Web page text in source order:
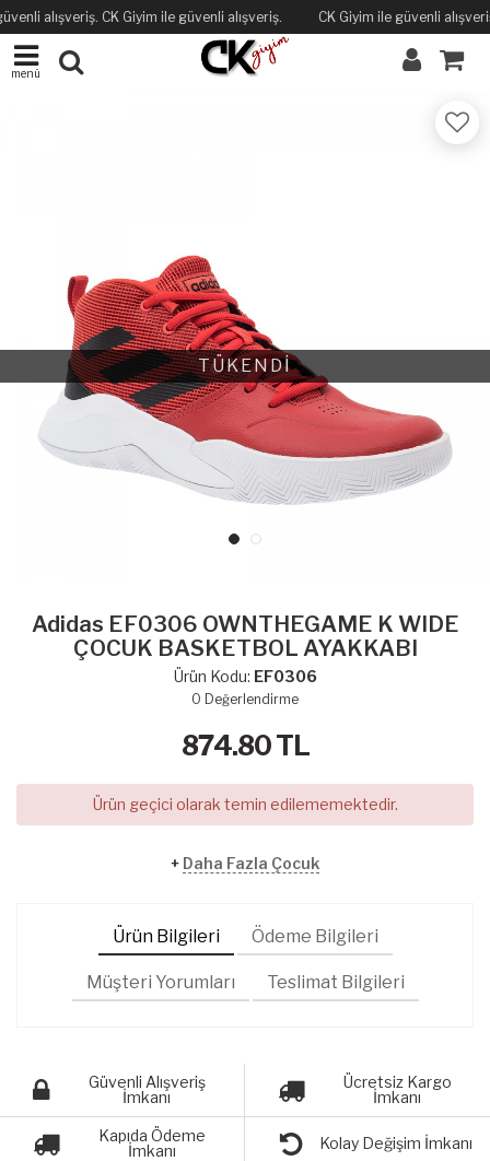
alışveriş. CK Giyim ile güvenli alışveriş. CK Giyim ile güvenli
menü
TÜKENDİ
Adidas EF0306 OWNTHEGAME K WIDE
ÇOCUK BASKETBOL AYAKKABI
Ürün Kodu: EF0306
0 Değerlendirme
874.80TL
Ürün geçici olarak temin edilememektedir.
+ Daha Fazla Çocuk
Ürün Bilgileri Ödeme Bilgileri
Müşteri Yorumları Teslimat Bilgileri
Güvenli Alışveriş
İmkanı
Ücretsiz Kargo
İmkanı
Kapıda Ödeme
İmkanı
Kolay Değişim İmkanı